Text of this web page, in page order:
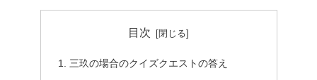
目次
三玖の場合のクイズクエストの答え